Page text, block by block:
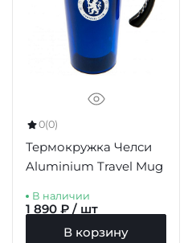
0(0)
Термокружка Челси
Aluminium Travel Mug
В наличии
1 890 ₽ / шт
В корзину